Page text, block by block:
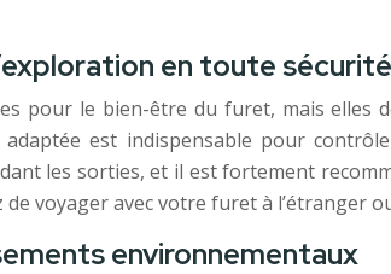
en toute sécurité
pour le bien-être du furet, mais elles
est indispensable pour
les sorties, et il est fortement
voyager avec votre furet à l’étranger
environnementaux